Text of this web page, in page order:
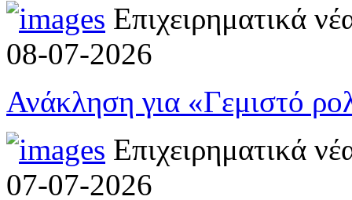
Επιχειρηματικά
08-07-2026
Ανάκληση για «Γεμιστό
Επιχειρηματικά
07-07-2026